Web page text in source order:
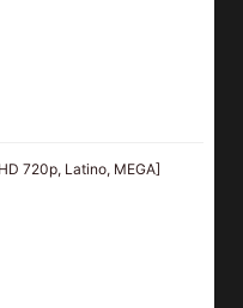
720p, Latino, MEGA]